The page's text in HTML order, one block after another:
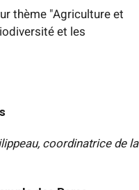
thème "Agriculture et
et les
coordinatrice de la